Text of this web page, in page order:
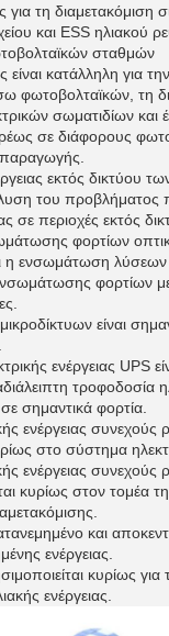
για τη διαμετακόμιση
και ESS ηλιακού
σταθμών
κατάλληλη για
φωτοβολταϊκών, τη
σωματιδίων και
σε διάφορους
εκτός δικτύου
του προβλήματος
σε περιοχές εκτός
φορτίων
η ενσωμάτωση
φορτίων
είναι
ενέργειας UPS
τροφοδοσία
σημαντικά φορτία.
ενέργειας συνεχούς
στο σύστημα
ενέργειας συνεχούς
κυρίως στον τομέα
και
ενέργειας.
κυρίως
ενέργειας.